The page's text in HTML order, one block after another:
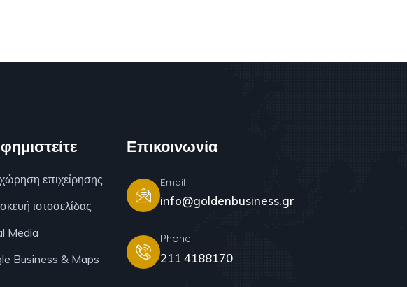
επιχείρησης
ιστοσελίδας
Media
Business & Maps
Επικοινωνία
Email
info@goldenbusiness.gr
Phone
211 4188170